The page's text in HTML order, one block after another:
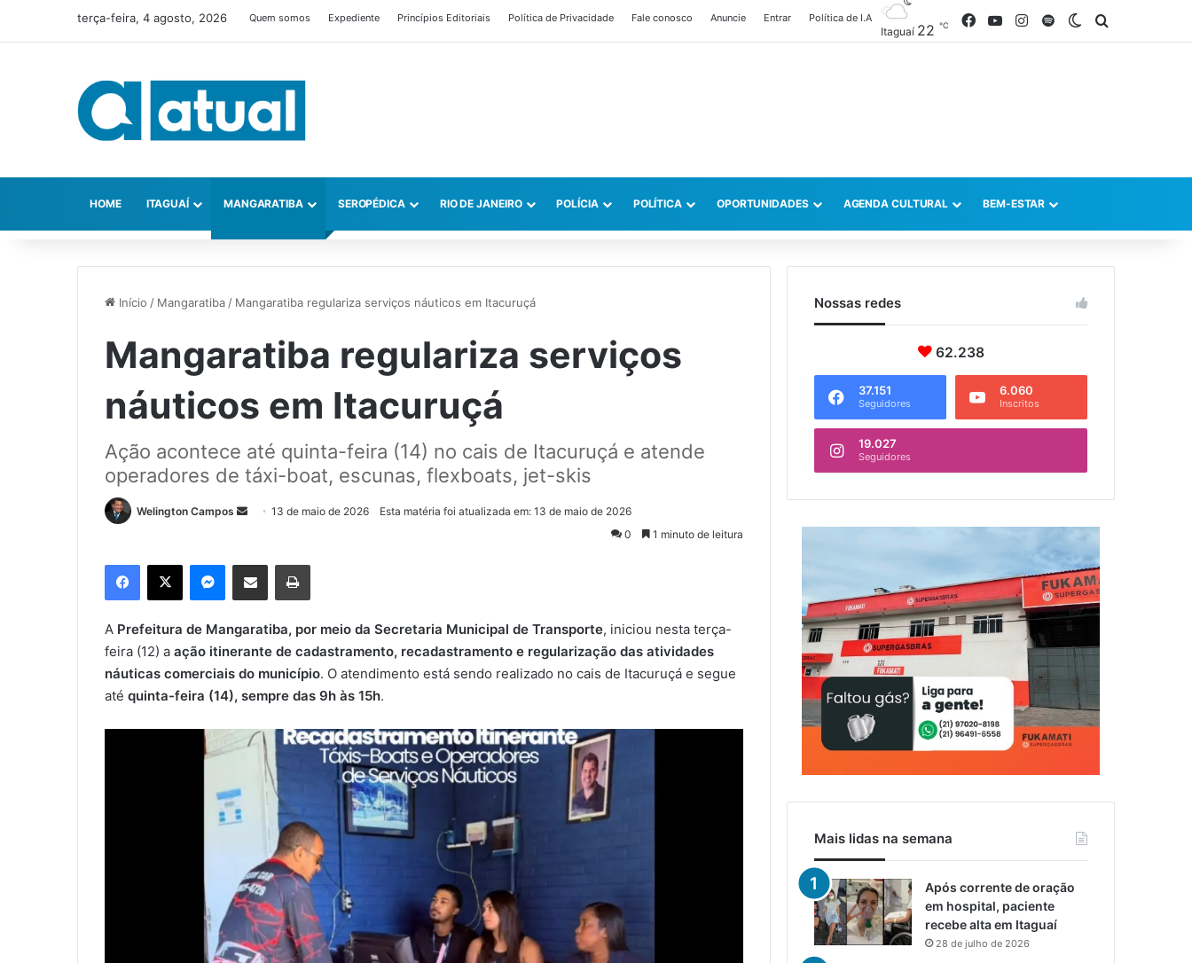
terça-feira, 4 agosto, 2026 Quem somos Expediente Princípios Editoriais Política de Privacidade Fale conosco Anuncie Entrar Política de I.A
Itaguaí 22 ℃ FacebookYouTubeInstagram
SpotifySwitch skin
HOME ITAGUAÍ MANGARATIBA SEROPÉDICA RIO DE JANEIRO POLÍCIA POLÍTICA OPORTUNIDADES AGENDA CULTURAL BEM-ESTAR
Início / Mangaratiba/ Mangaratiba regulariza serviços náuticos em Itacuruçá
Mangaratiba regulariza serviços
náuticos em Itacuruçá
Ação acontece até quinta-feira (14) no cais de Itacuruçá e atende
operadores de táxi-boat, escunas, flexboats, jet-skis
Welington Campos
d
e
-
m
i
13 de maio de 2026
Esta matéria foi atualizada em: 13 de maio de 2026
0
1 minuto de leitura
A Prefeitura de Mangaratiba, por meio da Secretaria Municipal de Transporte, iniciou nesta terça-
feira (12) a ação itinerante de cadastramento, recadastramento e regularização das atividades
náuticas comerciais do município. O atendimento está sendo realizado no cais de Itacuruçá e segue
até quinta-feira (14), sempre das 9h às 15h.
Nossas redes
62.238
37.151
Seguidores
6.060
Inscritos
19.027
Seguidores
Mais lidas na semana
Após corrente de oração
em hospital, paciente
recebe alta em Itaguaí
28 de julho de 2026